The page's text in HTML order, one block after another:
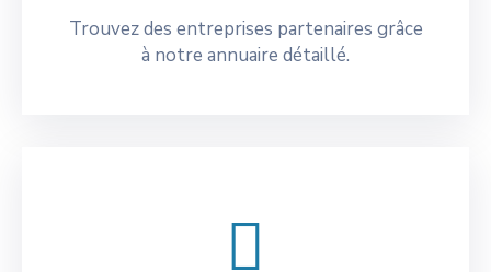
Trouvez des entreprises partenaires grâce
à notre annuaire détaillé.